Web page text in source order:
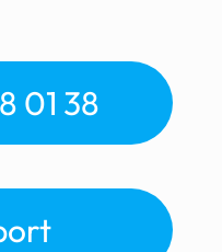
01 38